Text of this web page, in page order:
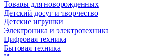
Товары для новорожденных
Детский досуг и творчество
Детские игрушки
Электроника и электротехника
Цифровая техника
Бытовая техника